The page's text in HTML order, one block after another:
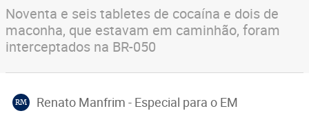
Noventa e seis tabletes de cocaína e dois de
maconha, que estavam em caminhão, foram
interceptados na BR-050
RM Renato Manfrim - Especial para o EM